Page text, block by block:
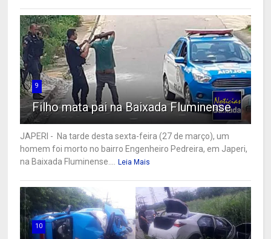
9
Filho mata pai na Baixada Fluminense
JAPERI - Na tarde desta sexta-feira (27 de março), um
homem foi morto no bairro Engenheiro Pedreira, em Japeri,
na Baixada Fluminense....
Leia Mais
10